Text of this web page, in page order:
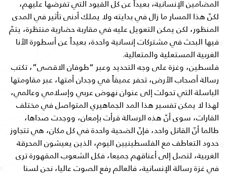
المضامين الإنسانية، بعيداً عن كل القيود التي تفرضها عليهم،
لكنّ هذا المسار ما زال في بدايته ولا يملك أدنى تأثير في المدى
المنظور، لكن يمكن التعويل عليه في مقاربة حضارية منتظرة، يتمّ
فيها البحث في مشتركات إنسانية واحدة، بعيداً عن أسطورة الأنا
الغربية المستعلية والمتعالية.
فلسطين، وغزة على وجه التحديد وعبر “طوفان الاقصى”، تكتب
رسالة أصحاب الأرض، تحفر عميقاً في وجدان أمتها، عبر مقاومتها
الباسلة التي تحولت إلى عنوان نهوض عربي وإسلامي وعالمي،
لهذا لا يمكن تفسير هذا المد الجماهيري المتواصل في مختلف
القارات، سوى أنّ هذه الرسالة قرأت بإمعان، ووجدت صداها،
طالما أنّ القاتل واحد، فإنّ الضحية واحدة في كل مكان، هي تتجاوز
حدود التعاطف مع الفلسطينيين اليوم، الذين يعيشون المحرقة
الغربية، لتصل إلى أعناقهم جميعا، فكل الشعوب المقهورة ترى
في غزة رسالة الإنسانية، فالعالم رفع الصوت عاليا، نحن لسنا